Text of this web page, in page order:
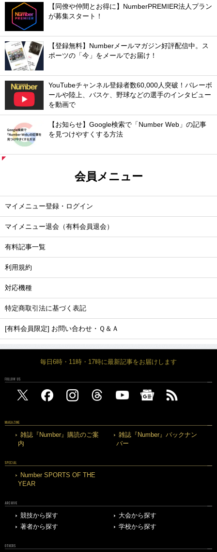
【同僚や仲間とお得に】NumberPREMIER法人プラン
が募集スタート！
【登録無料】Numberメールマガジン好評配信中。ス
ポーツの「今」をメールでお届け！
YouTubeチャンネル登録者数60,000人突破！バレーボ
ールや陸上、バスケ、野球などの選手のインタビュー
を動画で
【お知らせ】Google検索で「Number Web」の記事
を見つけやすくする方法
会員メニュー
マイメニュー登録・ログイン
マイメニュー退会（有料会員退会）
有料記事一覧
利用規約
対応機種
特定商取引法に基づく表記
[有料会員限定] お問い合わせ・Ｑ＆Ａ
毎日6時・11時・17時に最新記事をお届けします
FOLLOW US
MAGAZINE
雑誌『Number』購読のご案
内
雑誌『Number』バックナン
バー
SPECIAL
Number SPORTS OF THE
YEAR
ARCHIVE
競技から探す
大会から探す
著者から探す
学校から探す
OTHERS